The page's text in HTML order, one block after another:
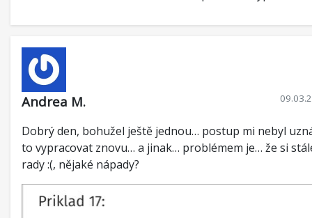
Andrea M.
Dobrý den, bohužel ještě jednou… postup mi nebyl
to vypracovat znovu… a jinak… problémem je… že si
rady :(, nějaké nápady?